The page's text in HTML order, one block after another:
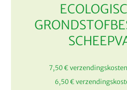
7,50 €
6,50 €